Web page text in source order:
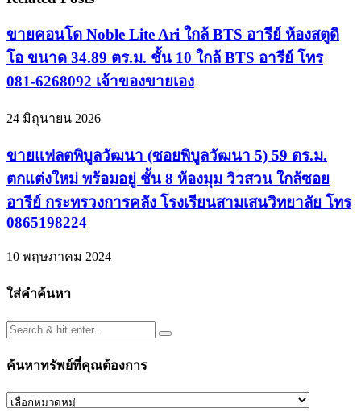
ขายคอนโด Noble Lite Ari ใกล้ BTS อารีย์ ห้องสตูดิ
โอ ขนาด 34.89 ตร.ม. ชั้น 10 ใกล้ BTS อารีย์ โทร
081-6268092 เจ้าของขายเอง
24 มิถุนายน 2026
ขายแฟลตพิบูลวัฒนา (ซอยพิบูลวัฒนา 5) 59 ตร.ม.
ตกแต่งใหม่ พร้อมอยู่ ชั้น 8 ห้องมุม วิวสวน ใกล้ซอย
อารีย์ กระทรวงการคลัง โรงเรียนสามเสนวิทยาลัย โทร
0865198224
10 พฤษภาคม 2024
ใส่คำค้นหา
ค้นหาทรัพย์ที่คุณต้องการ
ค้นหา